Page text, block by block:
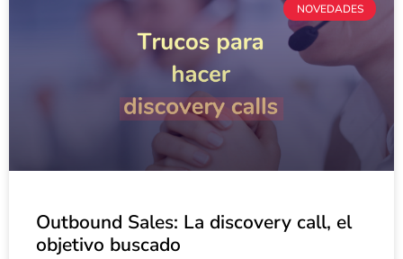
NOVEDADES
Outbound Sales: La discovery call, el
objetivo buscado